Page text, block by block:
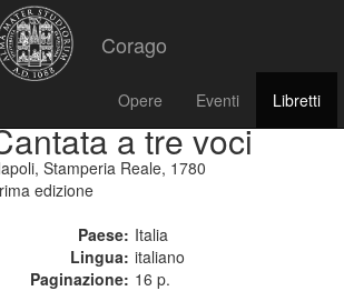
Corago
Opere Eventi Libretti
a tre voci
Stamperia Reale, 1780
edizione
Paese: Italia
Lingua: italiano
Paginazione: 16 p.